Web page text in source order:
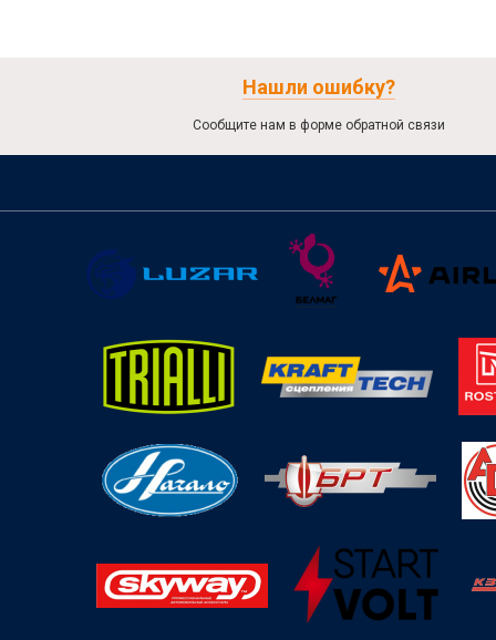
Нашли ошибку?
Сообщите нам в форме обратной связи